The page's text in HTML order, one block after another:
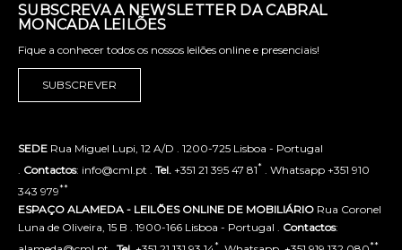
SUBSCREVA A NEWSLETTER DA CABRAL
MONCADA LEILÕES
Fique a conhecer todos os nossos leilões online e presenciais!
SUBSCREVER
SEDE Rua Miguel Lupi, 12 A/D . 1200-725 Lisboa - Portugal
Contactos: info@cml.pt . Tel. +351 21 395 47 81* . Whatsapp +351 910
343 979**
ESPAÇO ALAMEDA - LEILÕES ONLINE DE MOBILIÁRIO Rua Coronel
Luna de Oliveira, 15 B . 1900-166 Lisboa - Portugal . Contactos:
* **